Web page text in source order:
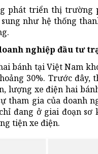
phát triển thị trường
như hệ thống
nghiệp đầu tư
bánh tại Việt Nam
30%. Trước đây,
lượng xe điện hai
tham gia của doanh
đang ở giai đoạn sơ
tiện xe điện.